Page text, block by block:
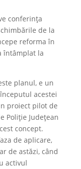
conferința
de la
reforma în
întâmplat la
planul, e un
acestei
proiect pilot de
Poliție Județean
concept.
de aplicare,
de astăzi, când
activul